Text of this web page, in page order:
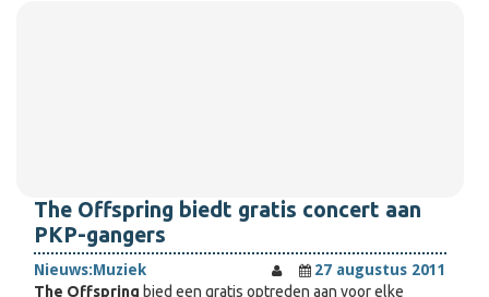
The Offspring biedt gratis concert aan
PKP-gangers
Nieuws:Muziek
27 augustus 2011
The Offspring bied een gratis optreden aan voor elke